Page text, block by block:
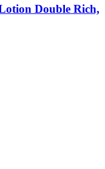
Double Rich,